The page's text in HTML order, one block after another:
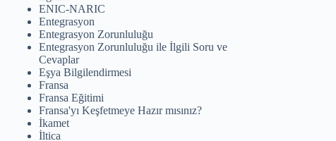
ENIC-NARIC
Entegrasyon
Entegrasyon Zorunluluğu
Entegrasyon Zorunluluğu ile İlgili Soru ve
Cevaplar
Eşya Bilgilendirmesi
Fransa
Fransa Eğitimi
Fransa'yı Keşfetmeye Hazır mısınız?
İkamet
İltica